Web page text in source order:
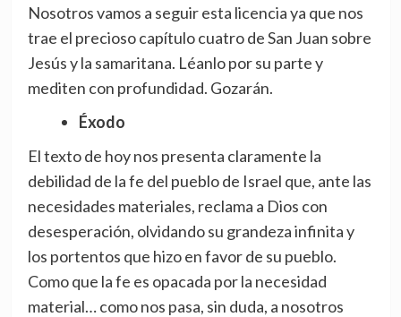
Nosotros vamos a seguir esta licencia ya que nos
trae el precioso capítulo cuatro de San Juan sobre
Jesús y la samaritana. Léanlo por su parte y
mediten con profundidad. Gozarán.
Éxodo
El texto de hoy nos presenta claramente la
debilidad de la fe del pueblo de Israel que, ante las
necesidades materiales, reclama a Dios con
desesperación, olvidando su grandeza infinita y
los portentos que hizo en favor de su pueblo.
Como que la fe es opacada por la necesidad
material… como nos pasa, sin duda, a nosotros